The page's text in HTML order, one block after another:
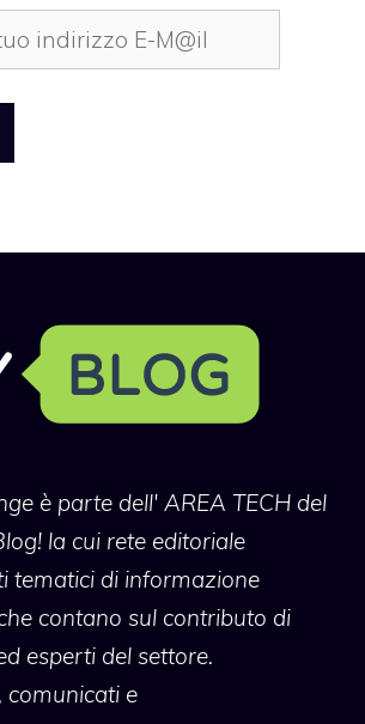
è parte dell' AREA TECH del
la cui rete editoriale
tematici di informazione
contano sul contributo di
esperti del settore.
comunicati e